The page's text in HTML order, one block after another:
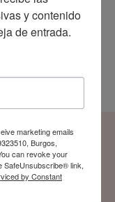
SEGURO
y contenido
de entrada.
marketing emails
Burgos,
can revoke your
SafeUnsubscribe® link,
by Constant